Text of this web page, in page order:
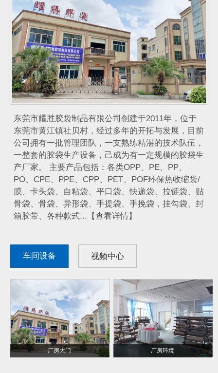
东莞市耀胜胶袋制品有限公司创建于2011年，位于
东莞市黄江镇社贝村，经过多年的开拓与发展，目前
公司拥有一批管理团队，一支熟练精湛的技术队伍，
一整套的胶袋生产设备，己成为有一定规模的胶袋生
产厂家。 主要产品包括：各类OPP、PE、PP、
PO、CPE、PPE、CPP、PET、POF环保热收缩袋/
膜、卡头袋、自粘袋、平口袋、快递袋、拉链袋、贴
骨袋、骨袋、异形袋、手提袋、手挽袋，挂勾袋、封
箱胶带、各种款式...【查看详情】
车间设备 视频中心
厂房大门 厂房环境
POF热收缩包装 手提袋对折烫边成型